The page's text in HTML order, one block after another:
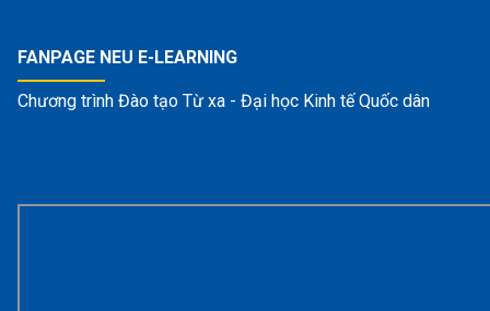
FANPAGE NEU E-LEARNING
Chương trình Đào tạo Từ xa - Đại học Kinh tế Quốc dân